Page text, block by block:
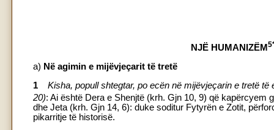
NJË HUMANIZËM
a) Në agimin e mijëvjeçarit të tretë
1
Kisha, popull shtegtar, po ecën në mijëvjeçarin e tretë
20): Ai është Dera e Shenjtë (krh. Gjn 10, 9) që kapërcyem
dhe Jeta (krh. Gjn 14, 6): duke soditur Fytyrën e Zotit,
pikarritje të historisë.